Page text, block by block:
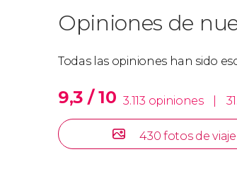
Opiniones de
Todas las opiniones han sido
9,3 / 10 3.113 opiniones
430 fotos de